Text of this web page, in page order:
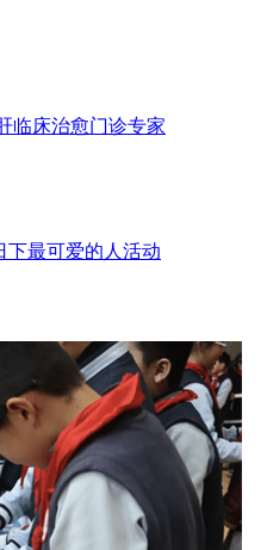
临床治愈门诊专家
下最可爱的人活动